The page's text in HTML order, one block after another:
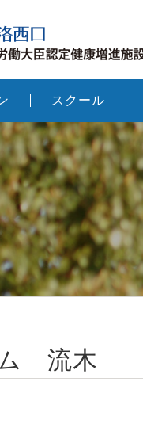
スクール
流木